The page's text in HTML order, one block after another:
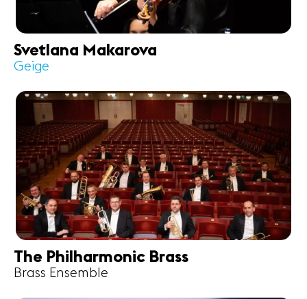
Svetlana Makarova
Geige
The Philharmonic Brass
Brass Ensemble